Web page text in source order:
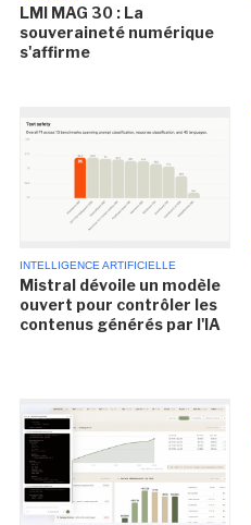
LMI MAG 30 : La
souveraineté numérique
s'affirme
INTELLIGENCE ARTIFICIELLE
Mistral dévoile un modèle
ouvert pour contrôler les
contenus générés par l'IA